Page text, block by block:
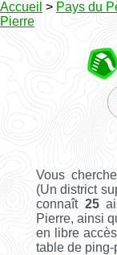
Accueil > Pays du
Pierre
Vous
(Un district
connaît 25
Pierre, ainsi
en libre
table de ping-